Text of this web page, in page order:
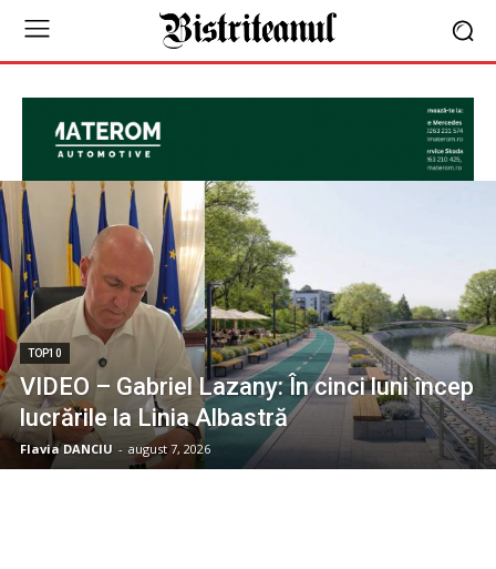
TOP10
VIDEO – Gabriel Lazany: În cinci luni încep
lucrările la Linia Albastră
Flavia DANCIU - august 7, 2026